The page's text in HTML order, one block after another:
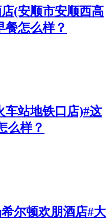
(安顺市安顺西高
餐怎么样？
车站地铁口店)#这
么样？
尔顿欢朋酒店#大